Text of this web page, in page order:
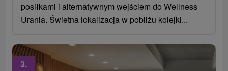
posiłkami i alternatywnym wejściem do Wellness
Urania. Świetna lokalizacja w pobliżu kolejki...
3.